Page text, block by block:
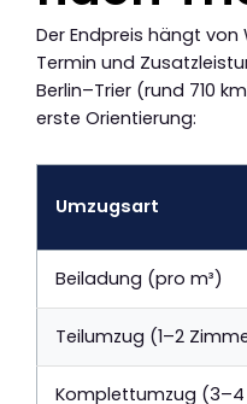
Der Endpreis hängt
Termin und
Berlin–Trier (rund 710
erste Orientierung:
Umzugsart
Beiladung (pro m³)
Teilumzug (1–2
Komplettumzug (3–4